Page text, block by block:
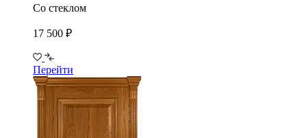
Со стеклом
17 500 ₽
Перейти